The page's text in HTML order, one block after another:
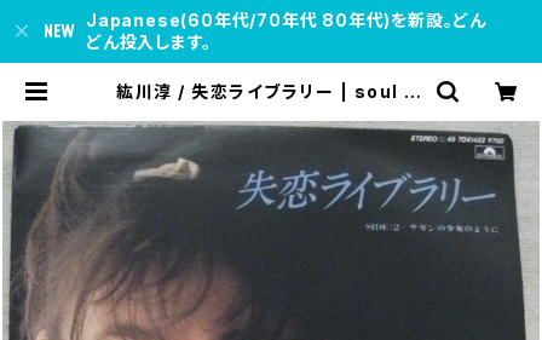
Japanese(60年代/70年代 80年代)を新設。どん
どん投入します。
紘川淳 / 失恋ライブラリー | soul re